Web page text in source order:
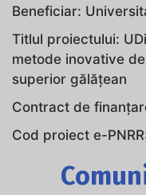
Beneficiar:
Titlul proiectului:
metode inovative
superior gălățean
Contract de
Cod proiect e-